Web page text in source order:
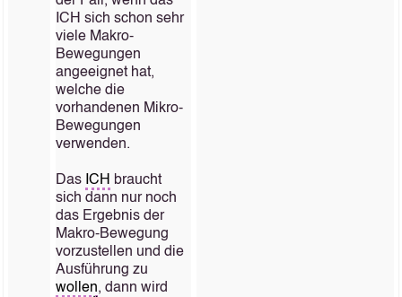
ICH sich schon sehr
viele Makro-
Bewegungen
angeeignet hat,
welche die
vorhandenen Mikro-
Bewegungen
verwenden.
Das ICH braucht
sich dann nur noch
das Ergebnis der
Makro-Bewegung
vorzustellen und die
Ausführung zu
wollen, dann wird